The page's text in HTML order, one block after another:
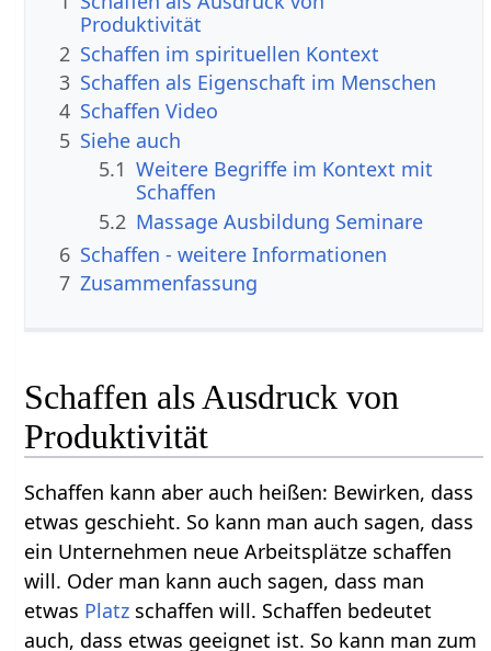
Produktivität
2 Schaffen im spirituellen Kontext
3 Schaffen als Eigenschaft im Menschen
4
Schaffen‏‎ Video
5 Siehe auch
5.1 Weitere Begriffe im Kontext mit
5.2 Massage Ausbildung Seminare
6
Schaffen‏‎ - weitere Informationen
7 Zusammenfassung
Schaffen als Ausdruck von
Produktivität
Schaffen kann aber auch heißen: Bewirken, dass
etwas geschieht. So kann man auch sagen, dass
ein Unternehmen neue Arbeitsplätze schaffen
will. Oder man kann auch sagen, dass man
etwas Platz schaffen will. Schaffen bedeutet
auch, dass etwas geeignet ist. So kann man zum